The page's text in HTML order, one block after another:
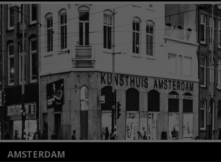
Nieuwstraat 35
2312 KA Leiden
+31(0)71 – 52 84 480
info@kunsthuisleiden.nl
Lees meer
AMSTERDAM